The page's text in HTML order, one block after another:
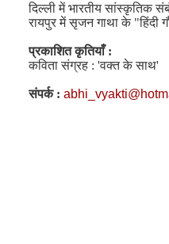
दिल्ली में भारतीय सांस्कृतिक
रायपुर में सृजन गाथा के "हिंदी
प्रकाशितकृतियाँ:
कविता संग्रह : 'वक्त के साथ'
संपर्क :